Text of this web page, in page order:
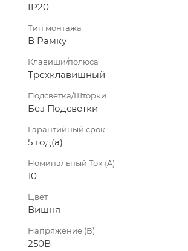
IP20
Тип монтажа
В Рамку
Клавиши/полюса
Трехклавишный
Подсветка/Шторки
Без Подсветки
Гарантийный срок
5 год(а)
Номинальный Ток (A)
10
Цвет
Вишня
Напряжение (В)
250В